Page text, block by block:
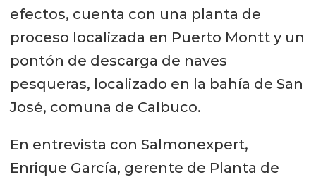
efectos, cuenta con una planta de
proceso localizada en Puerto Montt y un
pontón de descarga de naves
pesqueras, localizado en la bahía de San
José, comuna de Calbuco.
En entrevista con Salmonexpert,
Enrique García, gerente de Planta de